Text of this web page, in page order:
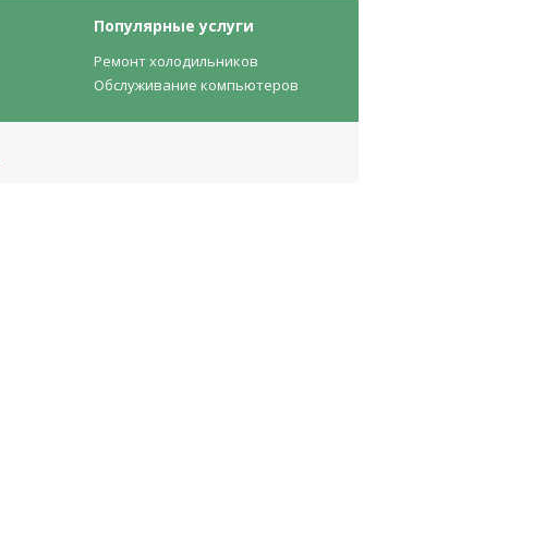
Популярные услуги
Ремонт холодильников
Обслуживание компьютеров